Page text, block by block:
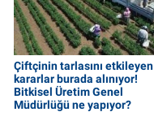
Çiftçinin tarlasını etkileyen
kararlar burada alınıyor!
Bitkisel Üretim Genel
Müdürlüğü ne yapıyor?